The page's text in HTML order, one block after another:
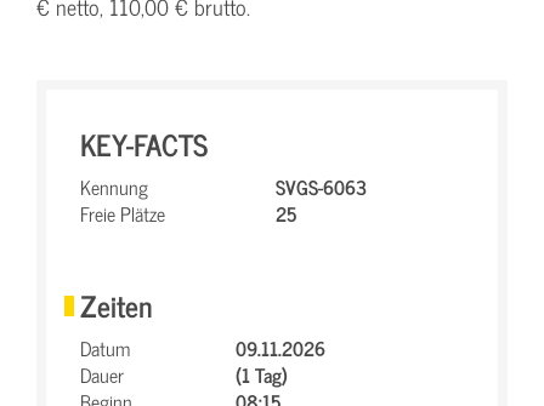
KEY-FACTS
Kennung
SVGS-6063
Freie Plätze
25
Zeiten
Datum
09.11.2026
Dauer
(1 Tag)